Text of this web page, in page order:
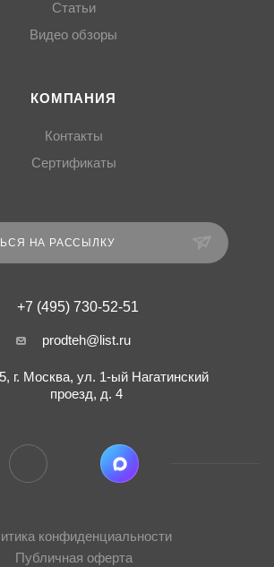
Статьи
Видео обзоры
КОМПАНИЯ
Контакты
Сертификаты
НА РАССЫЛКУ
+7 (495) 730-52-51
prodteh@list.ru
г. Москва, ул. 1-ый Нагатинский
проезд, д. 4
конфиденциальности
Публичная оферта